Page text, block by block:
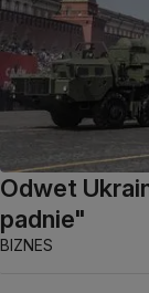
Odwet
padnie"
BIZNES